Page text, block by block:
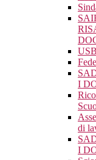
I
di
I